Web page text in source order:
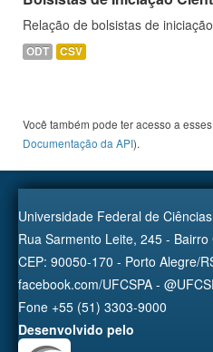
Relação de bolsistas de
ODT CSV
Você também pode ter acesso a
Documentação da API).
Universidade Federal de
Rua Sarmento Leite, 245 - Bairro
CEP: 90050-170 - Porto Alegre/
facebook.com/UFCSPA -
Fone +55 (51) 3303-9000
Desenvolvido pelo